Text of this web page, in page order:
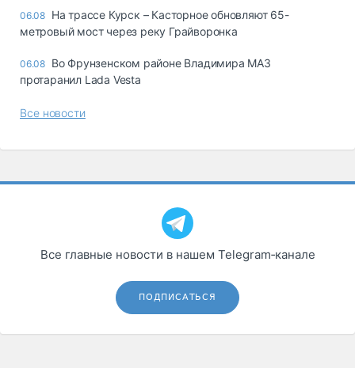
06.08 На трассе Курск – Касторное обновляют 65-
метровый мост через реку Грайворонка
06.08 Во Фрунзенском районе Владимира МАЗ
протаранил Lada Vesta
Все новости
Все главные новости в нашем Telegram‑канале
ПОДПИСАТЬСЯ